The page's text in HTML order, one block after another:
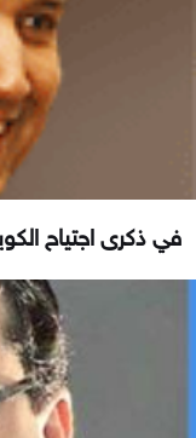
في ذكرى اجتياح